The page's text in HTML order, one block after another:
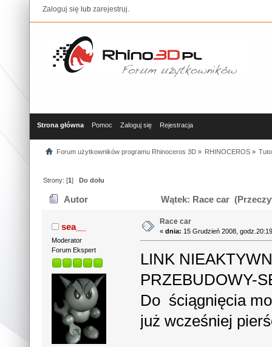
Zaloguj się lub zarejestruj.
Strona główna Pomoc Zaloguj się Rejestracja
Forum użytkowników programu Rhinoceros 3D» RHINOCEROS»
Strony: [1]Do dołu
Autor Wątek: Race car
sea__
Moderator
Forum Ekspert
Race car
«dnia: 15 Grudzień 2008,
LINK
PRZEBUDOWY-
Do ściągnięcia
już wcześniej